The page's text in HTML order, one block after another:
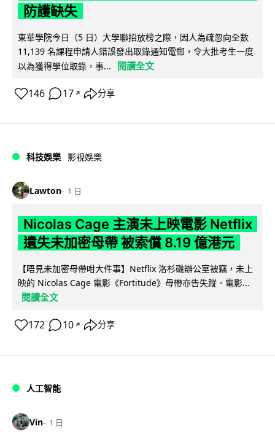
防護缺失
東華學院今日（5 日）大學聯招放榜之際，因人為疏忽向全數
11,139 名課程申請人錯誤發出取錄通知電郵，令大批考生一度
以為獲得學位取錄，事...
閱讀全文
146 17 ↗ 分享
科技娛樂 影視娛樂
Lawton 1 日
Nicolas Cage 主演未上映電影 Netflix
遺失未加密母帶 被索償 8.19 億港元
【唔見未加密母帶咁大件事】Netflix 洛杉磯辦公室被竊，未上
映的 Nicolas Cage 電影《Fortitude》母帶亦告失蹤。電影...
閱讀全文
172 10 ↗ 分享
人工智能
Vin 1 日